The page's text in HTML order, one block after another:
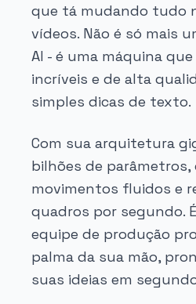
que tá mudando tudo
vídeos. Não é só mais
AI - é uma máquina
incríveis e de alta
simples dicas de texto.
Com sua arquitetura
bilhões de parâmetros,
movimentos fluidos e
quadros por segundo.
equipe de produção
palma da sua mão,
suas ideias em